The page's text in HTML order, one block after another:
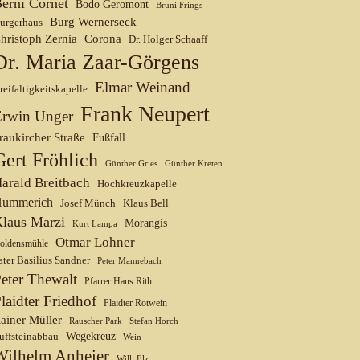
Cornet Bodo Geromont Bruni Frings
Burg Wernerseck
Zernia
Corona Dr. Holger Schaaff
Maria Zaar-Görgens
Elmar Weinand
Unger Frank Neupert
Straße Fußfall
Fröhlich Günther Gries Günther Kreten
Breitbach Hochkreuzkapelle
Josef Münch Klaus Bell
Marzi Kurt Lampa Morangis
Otmar Lohner
Basilius Sandner Peter Mannebach
Thewalt Pfarrer Hans Rith
Friedhof Plaidter Rotwein
Müller Rauscher Park Stefan Horch
Wegekreuz Wein
Anheier